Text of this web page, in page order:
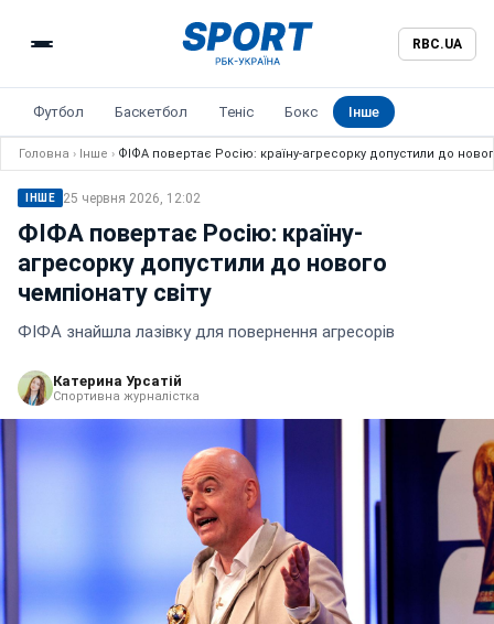
RBC.UA
Футбол Баскетбол Теніс Бокс Інше
Головна › Інше › ФІФА повертає Росію: країну-агресорку допустили до
ІНШЕ 25 червня 2026, 12:02
ФІФА повертає Росію: країну-
агресорку допустили до нового
чемпіонату світу
ФІФА знайшла лазівку для повернення агресорів
Катерина Урсатій
Спортивна журналістка